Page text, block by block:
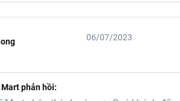
06/07/2023
Mart phản hồi: